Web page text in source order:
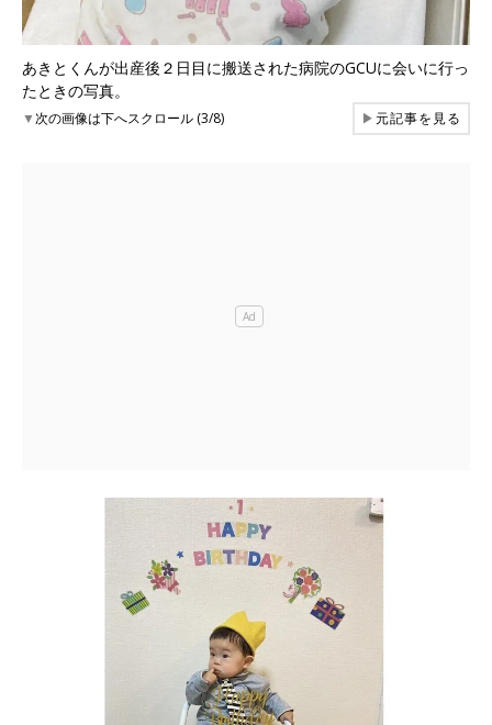
あきとくんが出産後２日目に搬送された病院のGCUに会いに行っ
たときの写真。
▼次の画像は下へスクロール (3/8) ▶元記事を見る